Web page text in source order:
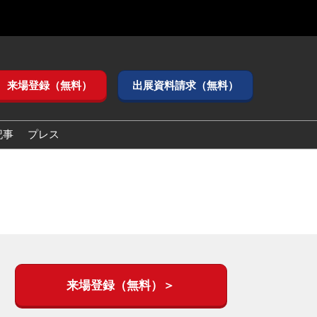
来場登録（無料） 出展資料請求（無料）
事 プレス
来場登録（無料）＞